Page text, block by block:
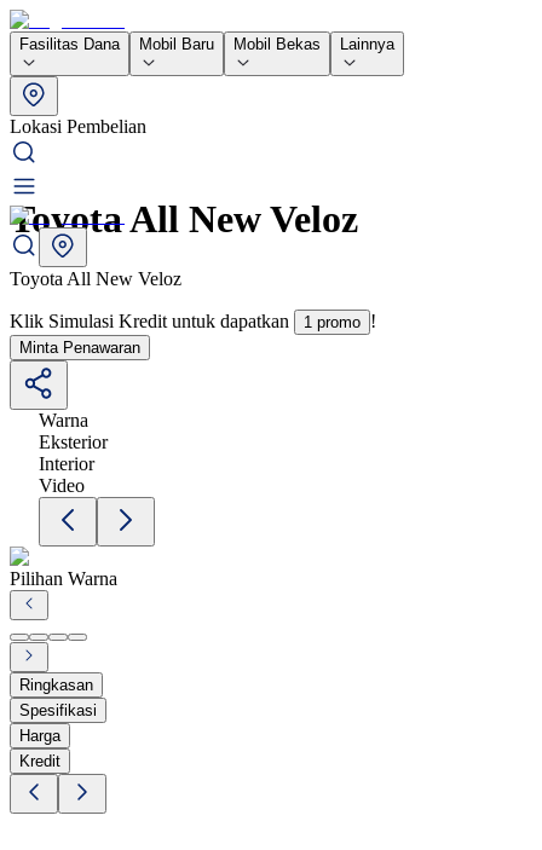
Fasilitas Dana Mobil Baru Mobil Bekas Lainnya
Lokasi Pembelian
Toyota All New Veloz
Toyota All New Veloz
Klik Simulasi Kredit untuk dapatkan 1 promo !
Minta Penawaran
Warna
Eksterior
Interior
Video
Pilihan Warna
Ringkasan
Spesifikasi
Harga
Kredit